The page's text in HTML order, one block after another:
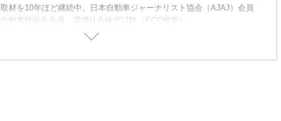
取材を10年ほど継続中。日本自動車ジャーナリスト協会（AJAJ）会員
自動車技術会会員 環境社会検定試験（ECO検定）